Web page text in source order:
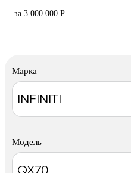
за 3 000 000 Р
Марка
Модель